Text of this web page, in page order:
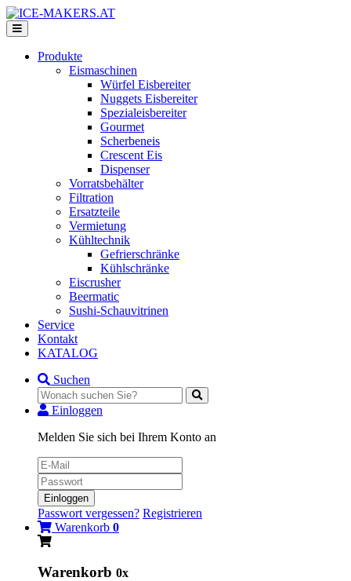
Produkte
Eismaschinen
Würfel Eisbereiter
Nuggets Eisbereiter
Spezialeisbereiter
Gourmet
Scherbeneis
Crescent Eis
Dispenser
Vorratsbehälter
Filtration
Ersatzteile
Vermietung
Kühltechnik
Gefrierschränke
Kühlschränke
Eiscrusher
Beermatic
Sushi-Schauvitrinen
Service
Kontakt
KATALOG
Suchen
Einloggen
Melden Sie sich bei Ihrem Konto an
Einloggen
Passwort vergessen? Registrieren
Warenkorb 0
Warenkorb 0x